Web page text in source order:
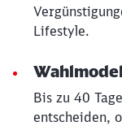
Lifestyle.
Bis zu 40
entscheiden,